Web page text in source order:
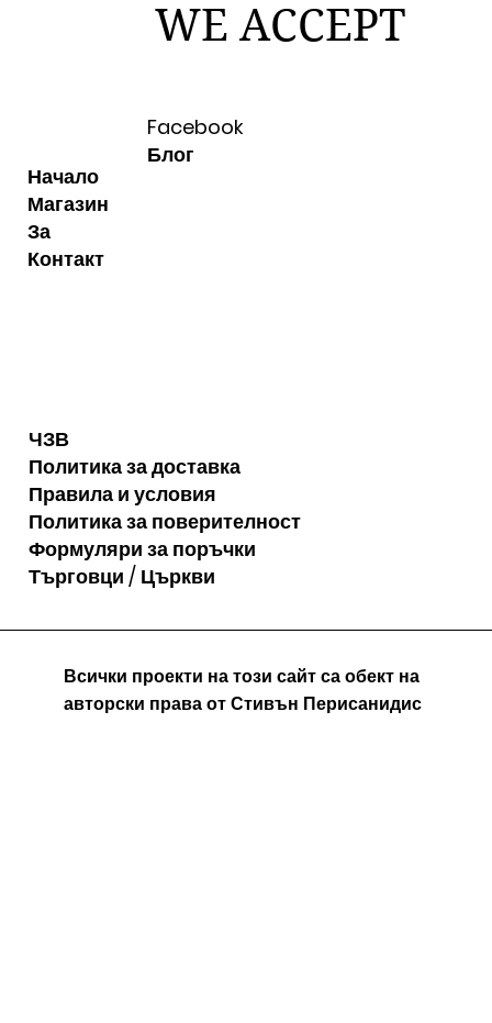
Facebook
Блог
WE ACCEPT
Начало
Магазин
За
Контакт
ЧЗВ
Политика за доставка
Правила и условия
Политика за поверителност
Формуляри за поръчки
Търговци / Църкви
Всички проекти на този сайт са обект на
авторски права от Стивън Перисанидис